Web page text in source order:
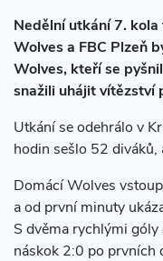
Nedělní utkání 7.
Wolves a FBC Plzeň
Wolves, kteří se
snažili uhájit vítězství
Utkání se odehrálo v
hodin sešlo 52 diváků,
Domácí Wolves
a od první minuty
S dvěma rychlými
náskok 2:0 po prvních